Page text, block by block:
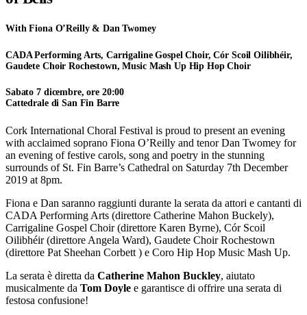
With Fiona O’Reilly & Dan Twomey
CADA Performing Arts, Carrigaline Gospel Choir, Cór Scoil Oilibhéir,
Gaudete Choir Rochestown, Music Mash Up Hip Hop Choir
Sabato 7 dicembre, ore 20:00
Cattedrale di San Fin Barre
Cork International Choral Festival is proud to present an evening
with acclaimed soprano Fiona O’Reilly and tenor Dan Twomey for
an evening of festive carols, song and poetry in the stunning
surrounds of St. Fin Barre’s Cathedral on Saturday 7th December
2019 at 8pm.
Fiona e Dan saranno raggiunti durante la serata da attori e cantanti di
CADA Performing Arts (direttore Catherine Mahon Buckely),
Carrigaline Gospel Choir (direttore Karen Byrne), Cór Scoil
Oilibhéir (direttore Angela Ward), Gaudete Choir Rochestown
(direttore Pat Sheehan Corbett ) e Coro Hip Hop Music Mash Up.
La serata è diretta da Catherine Mahon Buckley, aiutato
musicalmente da Tom Doyle e garantisce di offrire una serata di
festosa confusione!